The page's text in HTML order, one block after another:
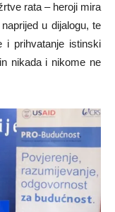
rata – heroji mira
u dijalogu, te
i prihvatanje istinski
nikada i nikome ne